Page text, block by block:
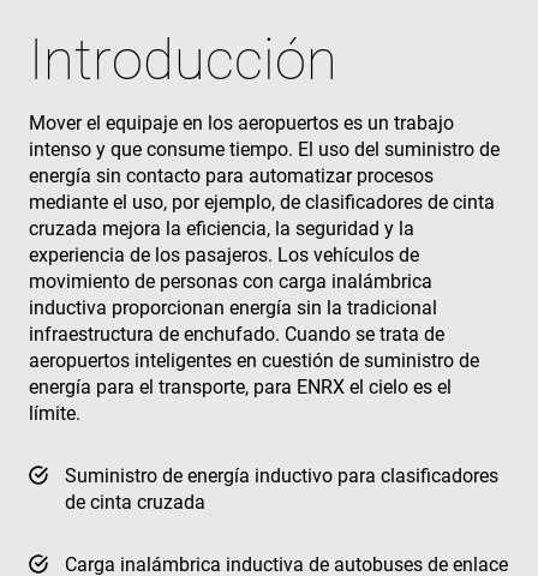
Introducción
Mover el equipaje en los aeropuertos es un trabajo
intenso y que consume tiempo. El uso del suministro de
energía sin contacto para automatizar procesos
mediante el uso, por ejemplo, de clasificadores de cinta
cruzada mejora la eficiencia, la seguridad y la
experiencia de los pasajeros. Los vehículos de
movimiento de personas con carga inalámbrica
inductiva proporcionan energía sin la tradicional
infraestructura de enchufado. Cuando se trata de
aeropuertos inteligentes en cuestión de suministro de
energía para el transporte, para ENRX el cielo es el
límite.
Suministro de energía inductivo para clasificadores
de cinta cruzada
Carga inalámbrica inductiva de autobuses de enlace